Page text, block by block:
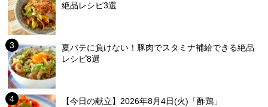
絶品レシピ3選
夏バテに負けない！豚肉でスタミナ補給できる絶品
レシピ8選
【今日の献立】2026年8月4日(火)「酢鶏」